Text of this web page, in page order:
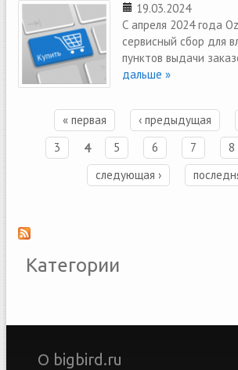
19.03.2024
С апреля 2024 года
сервисный сбор для
пунктов выдачи
дальше »
Страницы
« первая ‹ предыдущая
3
4 5 6 7 8
следующая ›
Категории
О bigbird.ru